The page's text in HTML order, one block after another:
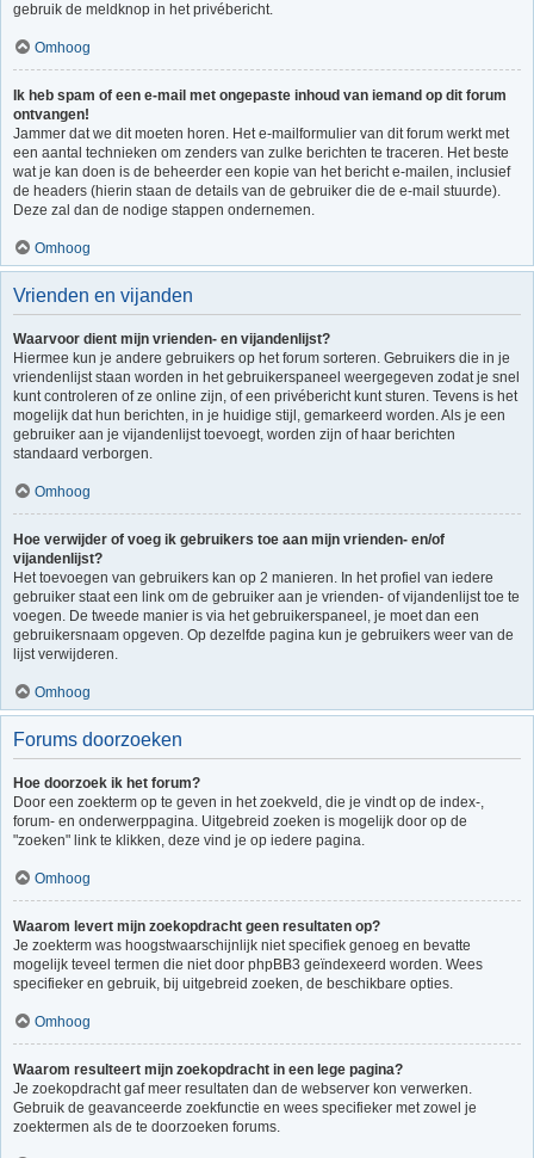
gebruik de meldknop in het privébericht.
Omhoog
Ik heb spam of een e-mail met ongepaste inhoud van iemand op dit forum
ontvangen!
Jammer dat we dit moeten horen. Het e-mailformulier van dit forum werkt met
een aantal technieken om zenders van zulke berichten te traceren. Het beste
wat je kan doen is de beheerder een kopie van het bericht e-mailen, inclusief
de headers (hierin staan de details van de gebruiker die de e-mail stuurde).
Deze zal dan de nodige stappen ondernemen.
Omhoog
Vrienden en vijanden
Waarvoor dient mijn vrienden- en vijandenlijst?
Hiermee kun je andere gebruikers op het forum sorteren. Gebruikers die in je
vriendenlijst staan worden in het gebruikerspaneel weergegeven zodat je snel
kunt controleren of ze online zijn, of een privébericht kunt sturen. Tevens is het
mogelijk dat hun berichten, in je huidige stijl, gemarkeerd worden. Als je een
gebruiker aan je vijandenlijst toevoegt, worden zijn of haar berichten
standaard verborgen.
Omhoog
Hoe verwijder of voeg ik gebruikers toe aan mijn vrienden- en/of
vijandenlijst?
Het toevoegen van gebruikers kan op 2 manieren. In het profiel van iedere
gebruiker staat een link om de gebruiker aan je vrienden- of vijandenlijst toe te
voegen. De tweede manier is via het gebruikerspaneel, je moet dan een
gebruikersnaam opgeven. Op dezelfde pagina kun je gebruikers weer van de
lijst verwijderen.
Omhoog
Forums doorzoeken
Hoe doorzoek ik het forum?
Door een zoekterm op te geven in het zoekveld, die je vindt op de index-,
forum- en onderwerppagina. Uitgebreid zoeken is mogelijk door op de
"zoeken" link te klikken, deze vind je op iedere pagina.
Omhoog
Waarom levert mijn zoekopdracht geen resultaten op?
Je zoekterm was hoogstwaarschijnlijk niet specifiek genoeg en bevatte
mogelijk teveel termen die niet door phpBB3 geïndexeerd worden. Wees
specifieker en gebruik, bij uitgebreid zoeken, de beschikbare opties.
Omhoog
Waarom resulteert mijn zoekopdracht in een lege pagina?
Je zoekopdracht gaf meer resultaten dan de webserver kon verwerken.
Gebruik de geavanceerde zoekfunctie en wees specifieker met zowel je
zoektermen als de te doorzoeken forums.